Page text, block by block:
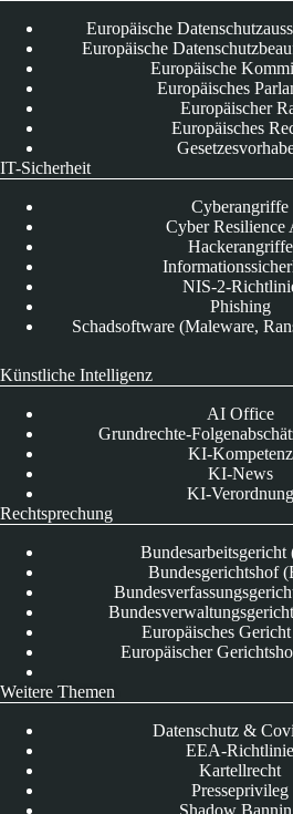
Europäische
Europäische
Europäische
Europäisches
Europäischer
Europäisches
IT-Sicherheit
Cyberangriffe
Cyber Resilience
Hackerangriffe
NIS-2-
Phishing
Schadsoftware (Maleware,
Künstliche Intelligenz
AI Office
Grundrechte-
KI-Kompetenz
KI-News
KI-Verordnung
Rechtsprechung
Bundesgerichtshof
Europäisches
Europäischer
Weitere Themen
Datenschutz &
EEA-Richtlinie
Kartellrecht
Presseprivileg
Shadow